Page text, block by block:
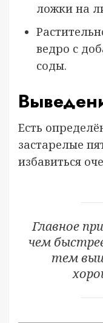
ложки на
ведро с
соды.
Есть
застарелые
избавиться
Главное
чем
тем